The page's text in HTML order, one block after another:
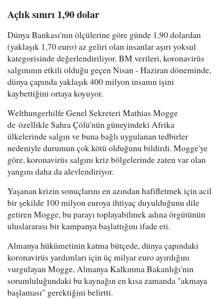
Açlık sınırı 1,90 dolar
Dünya Bankası'nın ölçülerine göre günde 1,90 dolardan
(yaklaşık 1,70 euro) az geliri olan insanlar aşırı yoksul
kategorisinde değerlendiriliyor. BM verileri, koronavirüs
salgınının etkili olduğu geçen Nisan - Haziran döneminde,
dünya çapında yaklaşık 400 milyon insanın işini
kaybettiğini ortaya koyuyor.
Welthungerhilfe Genel Sekreteri Mathias Mogge
de özellikle Sahra Çölü'nün güneyindeki Afrika
ülkelerinde salgın ve buna bağlı uygulanan tedbirler
nedeniyle durumun çok kötü olduğunu bildirdi. Mogge'ye
göre, koronavirüs salgını kriz bölgelerinde zaten var olan
yangını daha da alevlendiriyor.
Yaşanan krizin sonuçlarını en azından hafifletmek için acil
bir şekilde 100 milyon euroya ihtiyaç duyulduğunu dile
getiren Mogge, bu parayı toplayabilmek adına örgütünün
uluslararası bir kampanya başlattığını ifade eti.
Almanya hükümetinin katma bütçede, dünya çapındaki
koronavirüs yardımları için üç milyar euro ayırdığını
vurgulayan Mogge, Almanya Kalkınma Bakanlığı'nın
sorumluluğundaki bu kaynağın en kısa zamanda "akmaya
başlaması" gerektiğini belirtti.